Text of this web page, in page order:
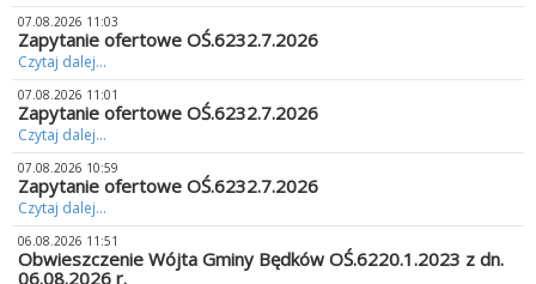
07.08.2026 11:03
Zapytanie ofertowe OŚ.6232.7.2026
Czytaj dalej...
07.08.2026 11:01
Zapytanie ofertowe OŚ.6232.7.2026
Czytaj dalej...
07.08.2026 10:59
Zapytanie ofertowe OŚ.6232.7.2026
Czytaj dalej...
06.08.2026 11:51
Obwieszczenie Wójta Gminy Będków OŚ.6220.1.2023 z dn.
06.08.2026 r.